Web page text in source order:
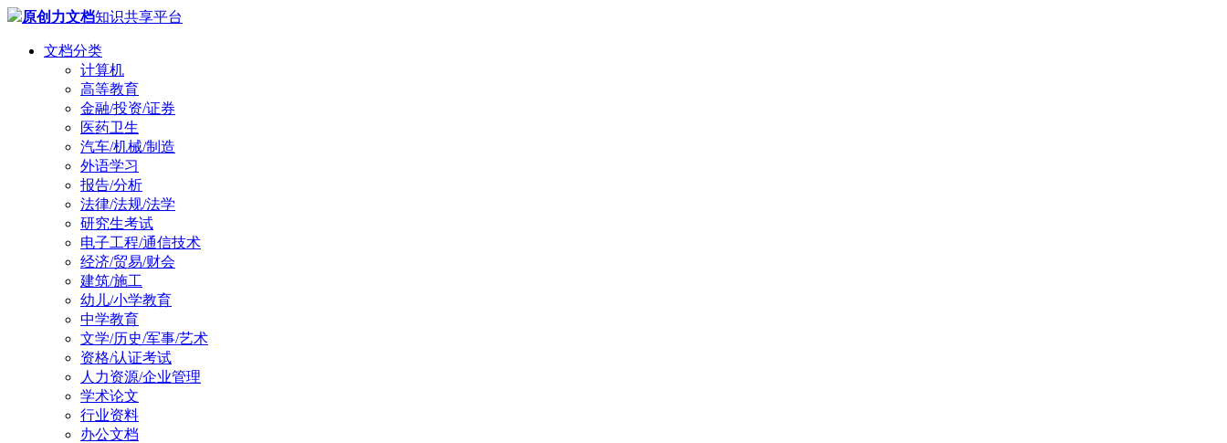
原创力文档知识共享平台
文档分类
计算机
高等教育
金融/投资/证券
医药卫生
汽车/机械/制造
外语学习
报告/分析
法律/法规/法学
研究生考试
电子工程/通信技术
经济/贸易/财会
建筑/施工
幼儿/小学教育
中学教育
文学/历史/军事/艺术
资格/认证考试
人力资源/企业管理
学术论文
行业资料
办公文档